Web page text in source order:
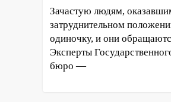
10:18 Губернатор
области:
беспилотника в
10:00
Зачастую людям,
затруднительном
одиночку, и они
Эксперты
бюро —